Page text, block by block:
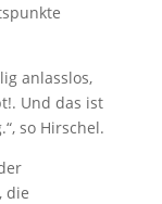
anlasslos,
Und das ist
so Hirschel.
, die